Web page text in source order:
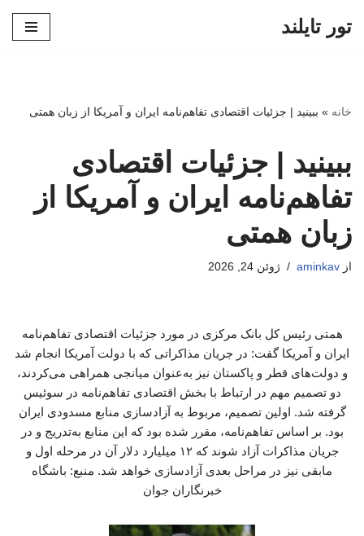
تور تایلند
خانه » ببینید | جزئیات اقتصادی تفاهم‌نامه ایران و آمریکا از زبان همتی
ببینید | جزئیات اقتصادی
تفاهم‌نامه ایران و آمریکا از
زبان همتی
از aminkav ژوئن 24, 2026
همتی رئیس کل بانک مرکزی در مورد جزئیات اقتصادی تفاهم‌نامه
ایران و آمریکا گفت: در جریان مذاکراتی که با دولت آمریکا انجام شد
و دولت‌های قطر و پاکستان نیز به‌عنوان میانجی همراهی می‌کردند،
دو تصمیم مهم در ارتباط با بخش اقتصادی تفاهم‌نامه در سوئیس
گرفته شد. اولین تصمیم، مربوط به آزادسازی منابع مسدودی ایران
بود. بر اساس تفاهم‌نامه، مقرر شده بود که این منابع به‌تدریج و در
جریان مذاکرات آزاد شوند که ۱۲ میلیارد دلار آن در مرحله اول و
مابقی نیز در مراحل بعدی آزادسازی خواهد شد. منبع: باشگاه
خبرنگاران جوان